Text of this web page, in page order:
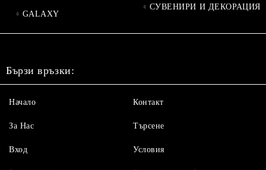
GALAXY
СУВЕНИРИ И ДЕКОРАЦИЯ
Бързи връзки:
Начало
За Нас
Вход
Контакт
Търсене
Условия